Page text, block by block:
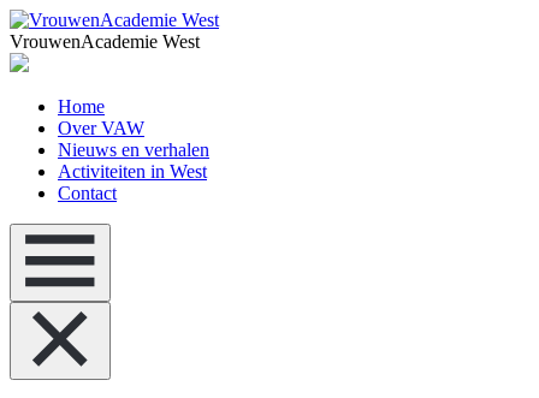
VrouwenAcademie West
Home
Over VAW
Nieuws en verhalen
Activiteiten in West
Contact